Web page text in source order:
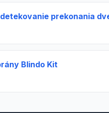
prekonania
Blindo Kit